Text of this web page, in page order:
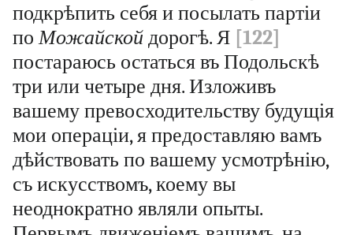
подкрѣпить себя и посылать партіи
по Можайской дорогѣ. Я [122]
постараюсь остаться въ Подольскѣ
три или четыре дня. Изложивъ
вашему превосходительству будущія
мои операціи, я предоставляю вамъ
дѣйствовать по вашему усмотрѣнію,
съ искусствомъ, коему вы
неоднократно являли опыты.